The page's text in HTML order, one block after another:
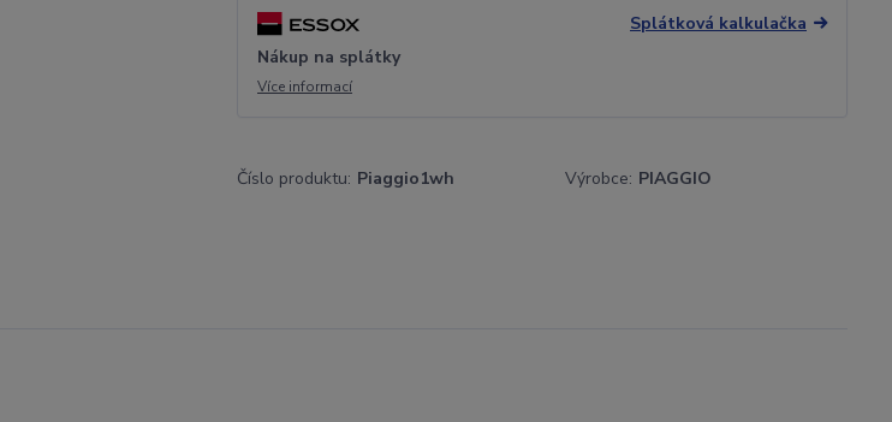
Splátková kalkulačka
Nákup na splátky
Více informací
Číslo produktu: Piaggio1wh Výrobce: PIAGGIO